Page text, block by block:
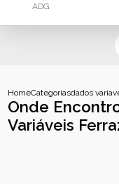
HomeCategoriasdados
Onde
Variáveis